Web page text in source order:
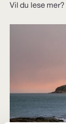
Vil du lese mer?